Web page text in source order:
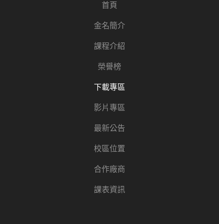
首頁
金名簡介
課程介紹
榮譽榜
下載專區
影片專區
最新公告
校區位置
合作廠商
課表資訊